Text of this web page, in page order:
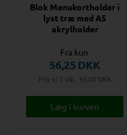
Blok Menukortholder i
lyst træ med A5
akrylholder
Fra kun
56,25 DKK
Pris v/ 1 stk., 65,00 DKK